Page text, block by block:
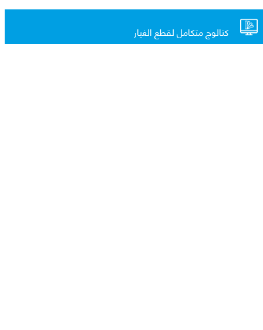
كتالوج متكامل لقطع الغيار